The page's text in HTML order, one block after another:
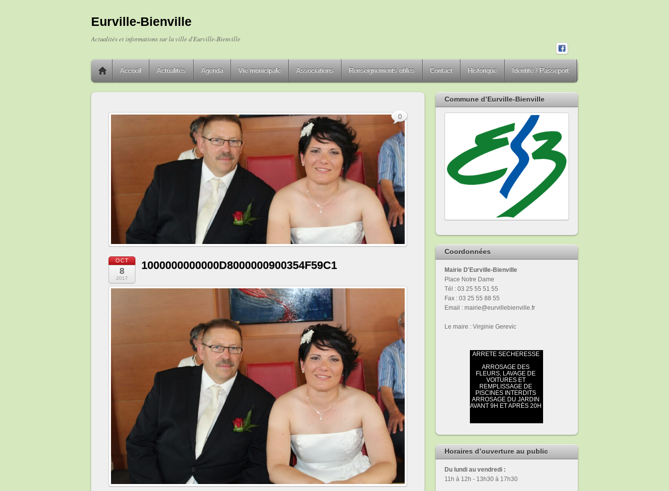
Eurville-Bienville
Actualités et informations sur la ville d'Eurville-Bienville
Accueil Actualités Agenda Vie municipale Associations Renseignements utiles Contact Historique Identité / Passeport
OCT
8
2017
1000000000000D8000000900354F59C1
0
Commune d’Eurville-Bienville
Coordonnées
Mairie D'Eurville-Bienville
Place Notre Dame
Tél : 03 25 55 51 55
Fax : 03 25 55 88 55
Email : mairie@eurvillebienville.fr
Le maire : Virginie Gerevic
Horaires d’ouverture au public
Du lundi au vendredi :
11h à 12h - 13h30 à 17h30